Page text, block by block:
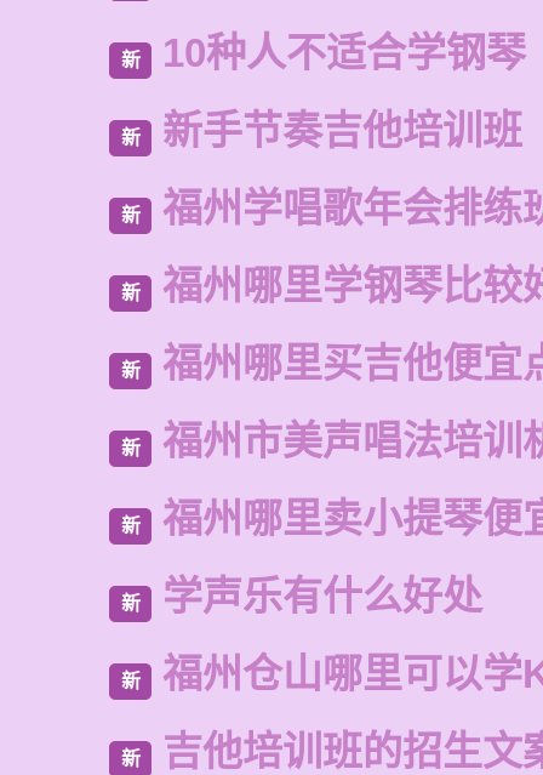
新 10种人不适合学钢琴
新 新手节奏吉他培训班
新 福州学唱歌年会排练
新 福州哪里学钢琴比较
新 福州哪里买吉他便宜
新 福州市美声唱法培训
新 福州哪里卖小提琴便
新 学声乐有什么好处
新 福州仓山哪里可以学
新 吉他培训班的招生文